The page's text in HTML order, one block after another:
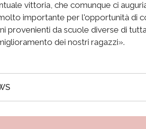
vittoria, che comunque ci
importante per l'opportunità di
provenienti da scuole diverse di
dei nostri ragazzi».